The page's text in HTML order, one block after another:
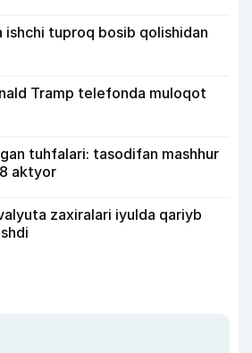
ishchi tuproq bosib qolishidan
Tramp telefonda muloqot
tuhfalari: tasodifan mashhur
aktyor
zaxiralari iyulda qariyb